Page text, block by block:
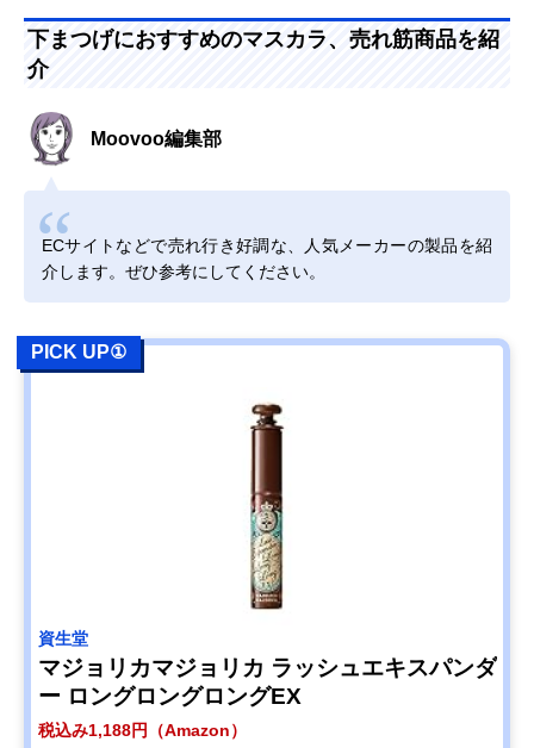
下まつげにおすすめのマスカラ、売れ筋商品を紹
介
Moovoo編集部
ECサイトなどで売れ行き好調な、人気メーカーの製品を紹
介します。ぜひ参考にしてください。
PICK UP①
資生堂
マジョリカマジョリカ ラッシュエキスパンダ
ー ロングロングロングEX
税込み1,188円（Amazon）